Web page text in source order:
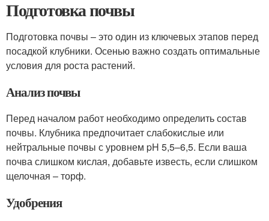
Подготовка почвы
Подготовка почвы – это один из ключевых этапов перед
посадкой клубники. Осенью важно создать оптимальные
условия для роста растений.
Анализ почвы
Перед началом работ необходимо определить состав
почвы. Клубника предпочитает слабокислые или
нейтральные почвы с уровнем pH 5,5–6,5. Если ваша
почва слишком кислая, добавьте известь, если слишком
щелочная – торф.
Удобрения